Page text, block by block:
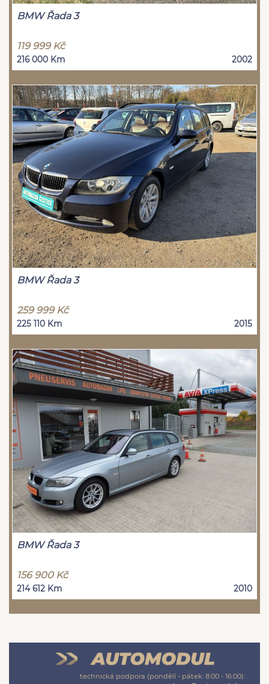
BMW Řada 3
119 999 Kč
216 000 Km 2002
BMW Řada 3
259 999 Kč
225 110 Km 2015
BMW Řada 3
156 900 Kč
214 612 Km 2010
technická podpora (pondělí - pátek: 8:00 - 16:00):